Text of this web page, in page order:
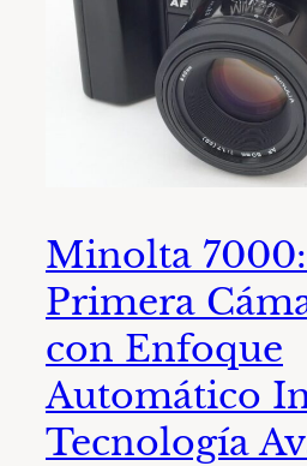
Minolta
Primera
con Enfoque
Automático
Tecnología